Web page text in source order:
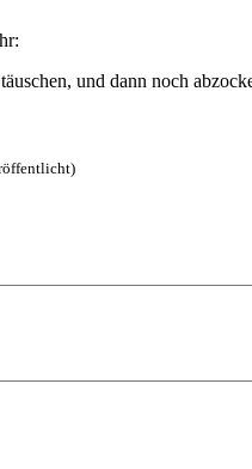
und dann noch